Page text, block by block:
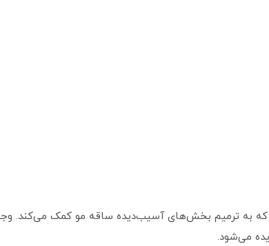
به ترمیم بخش‌های آسیب‌دیده ساقه مو کمک می‌کند.
می‌شود.